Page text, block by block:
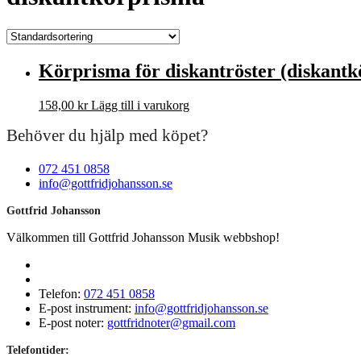
Körprisma för diskantröster
158,00 kr Lägg till i varukorg
Behöver du hjälp med köpet?
072 451 0858
info@gottfridjohansson.se
Gottfrid Johansson
Välkommen till Gottfrid Johansson Musik webbshop!
Telefon: 072 451 0858
E-post instrument: info@gottfridjohansson.se
E-post noter: gottfridnoter@gmail.com
Telefontider: